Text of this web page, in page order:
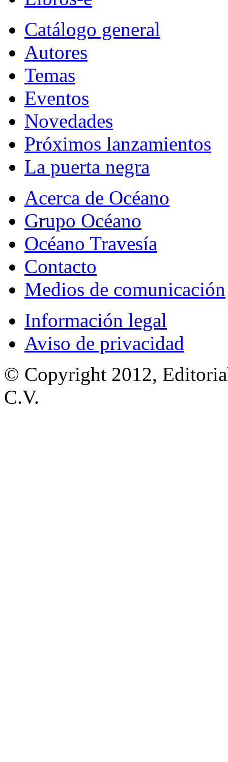
Catálogo general
Autores
Temas
Eventos
Novedades
Próximos lanzamientos
La puerta negra
Acerca de Océano
Grupo Océano
Océano Travesía
Contacto
Medios de comunicación
Información legal
Aviso de privacidad
© Copyright 2012,
C.V.